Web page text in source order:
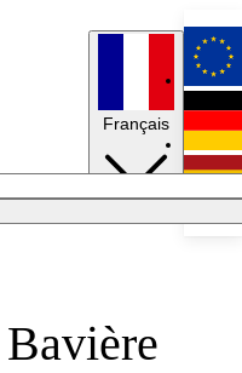
Français